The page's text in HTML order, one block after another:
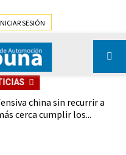
SESIÓN
china sin recurrir a
cerca cumplir los...